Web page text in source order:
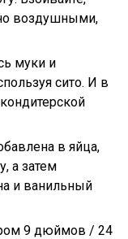
воздушными,
муки и
сито. И в
​​в яйца,
а затем
и ванильный
9 дюймов / 24